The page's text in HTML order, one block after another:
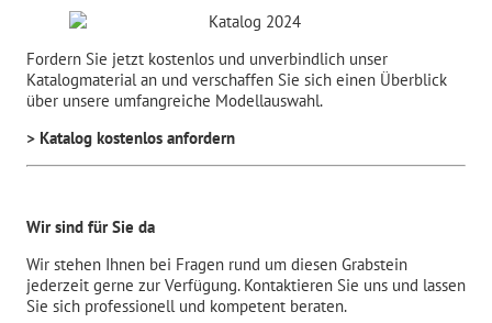
Fordern Sie jetzt kostenlos und unverbindlich unser
Katalogmaterial an und verschaffen Sie sich einen Überblick
über unsere umfangreiche Modellauswahl.
> Katalog kostenlos anfordern
Wir sind für Sie da
Wir stehen Ihnen bei Fragen rund um diesen Grabstein
jederzeit gerne zur Verfügung. Kontaktieren Sie uns und lassen
Sie sich professionell und kompetent beraten.